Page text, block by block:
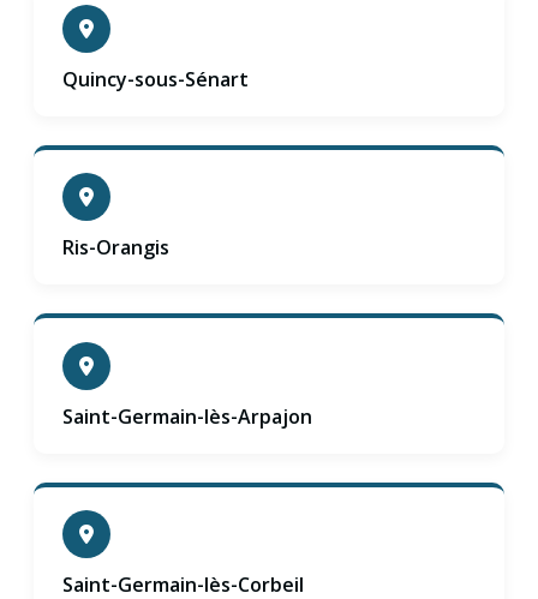
Quincy-sous-Sénart
Ris-Orangis
Saint-Germain-lès-Arpajon
Saint-Germain-lès-Corbeil